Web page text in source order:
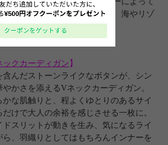
。 デイリー使いはもちろん、海やリゾ
魅力の詰まった一枚です。
ックカーディガン 】
含んだストーンライクなボタンが、シン
かさを添えるVネックカーディガン。
な肌触りと、程よくゆとりのあるサイ
けで大人の余裕を感じさせる一枚に。
スリットが動きを生み、気になるライ
ら、羽織りとしてはもちろんインナーを